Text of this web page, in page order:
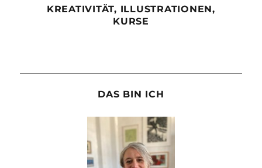
KREATIVITÄT, ILLUSTRATIONEN,
KURSE
DAS BIN ICH